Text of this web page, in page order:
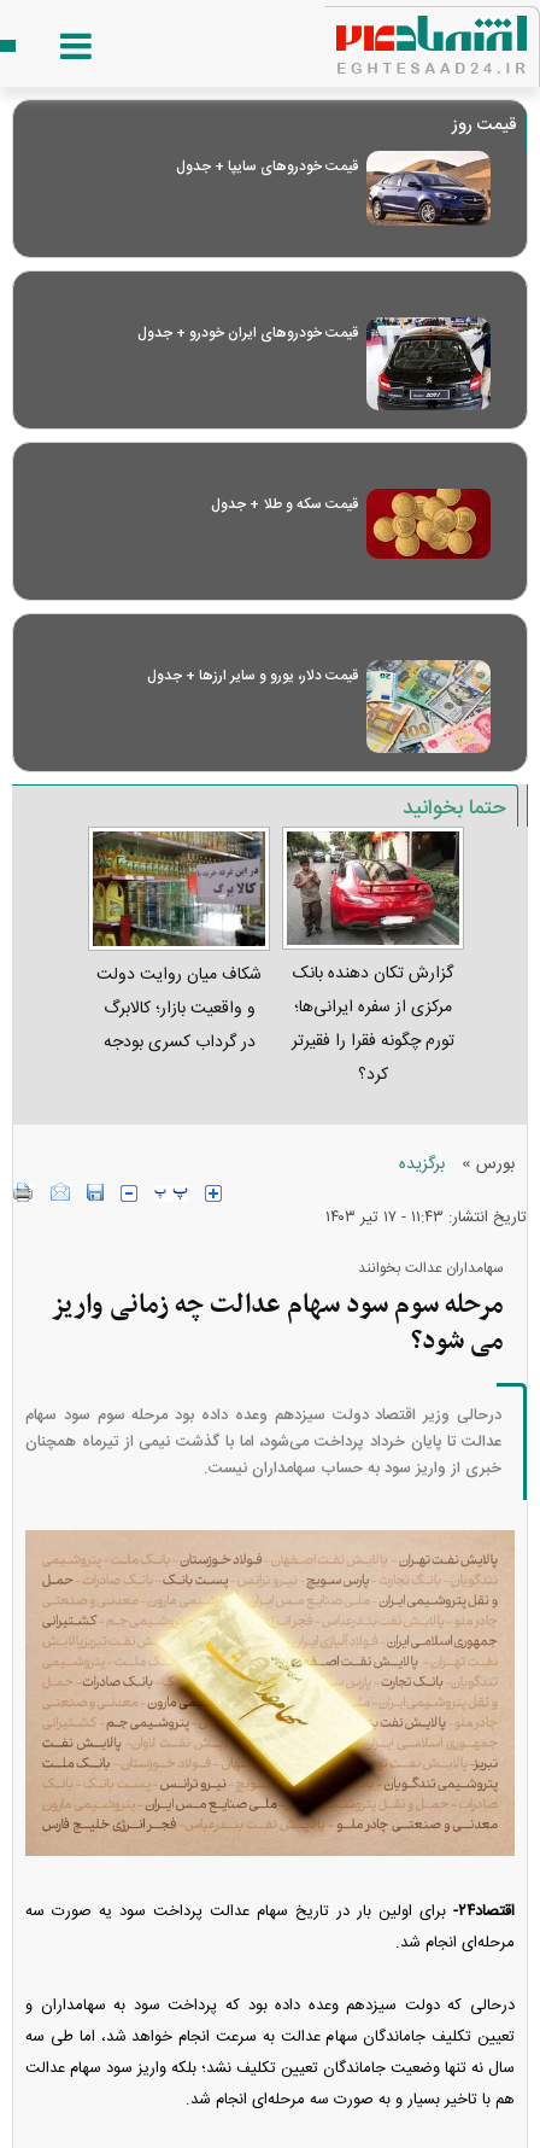
قیمت روز
قیمت خودرو‌های سایپا + جدول
قیمت خودرو‌های ایران خودرو + جدول
قیمت سکه و طلا + جدول
قیمت دلار، یورو و سایر ارز‌ها + جدول
حتما بخوانید
گزارش تکان‌ دهنده بانک
مرکزی از سفره ایرانی‌ها؛
تورم چگونه فقرا را فقیرتر
کرد؟
شکاف میان روایت دولت
و واقعیت بازار؛ کالابرگ
در گرداب کسری بودجه
بورس » برگزیده
تاریخ انتشار: ۱۱:۴۳ - ۱۷ تير ۱۴۰۳
سهامداران عدالت بخوانند
مرحله سوم سود سهام عدالت چه زمانی واریز
می شود؟
درحالی وزیر اقتصاد دولت سیزدهم وعده داده بود مرحله سوم سود سهام
عدالت تا پایان خرداد پرداخت می‌شود، اما با گذشت نیمی از تیرماه همچنان
خبری از واریز سود به حساب سهامداران نیست.
اقتصاد۲۴-
برای اولین بار در تاریخ سهام عدالت پرداخت سود یه صورت سه
مرحله‌ای انجام شد.
درحالی که دولت سیزدهم وعده داده بود که پرداخت سود به سهامداران و
تعیین تکلیف جاماندگان سهام عدالت به سرعت انجام خواهد شد، اما طی سه
سال نه تنها وضعیت جاماندگان تعیین تکلیف نشد؛ بلکه واریز سود سهام عدالت
هم با تاخیر بسیار و به صورت سه مرحله‌ای انجام شد.